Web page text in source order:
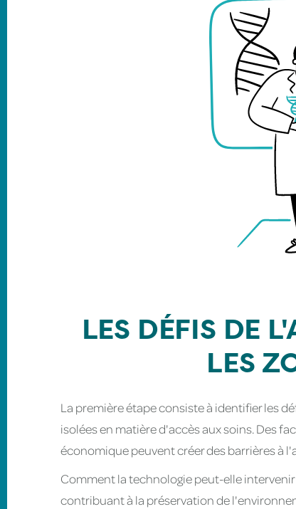
LES DÉFIS DE
LES
La première étape consiste à identifier les
isolées en matière d'accès aux soins. Des
économique peuvent créer des barrières à
Comment la technologie peut-elle
contribuant à la préservation de